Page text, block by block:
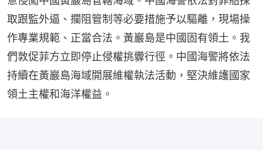
取跟監外逼、攔阻管制等必要措施予以驅離，現場操
作專業規範、正當合法。黃巖島是中國固有領土。我
們敦促菲方立即停止侵權挑釁行徑。中國海警將依法
持續在黃巖島海域開展維權執法活動，堅決維護國家
領土主權和海洋權益。